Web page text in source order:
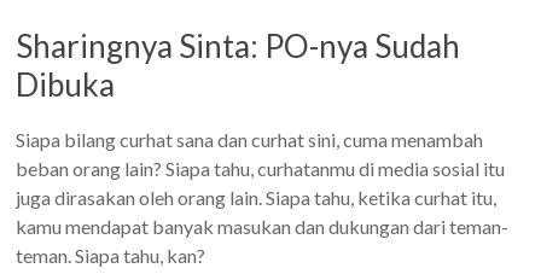
Sharingnya Sinta: PO-nya Sudah
Dibuka
Siapa bilang curhat sana dan curhat sini, cuma menambah
beban orang lain? Siapa tahu, curhatanmu di media sosial itu
juga dirasakan oleh orang lain. Siapa tahu, ketika curhat itu,
kamu mendapat banyak masukan dan dukungan dari teman-
teman. Siapa tahu, kan?